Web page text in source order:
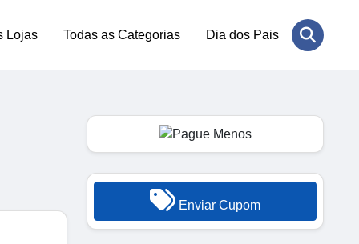
Lojas Todas as Categorias Dia dos Pais
Enviar Cupom